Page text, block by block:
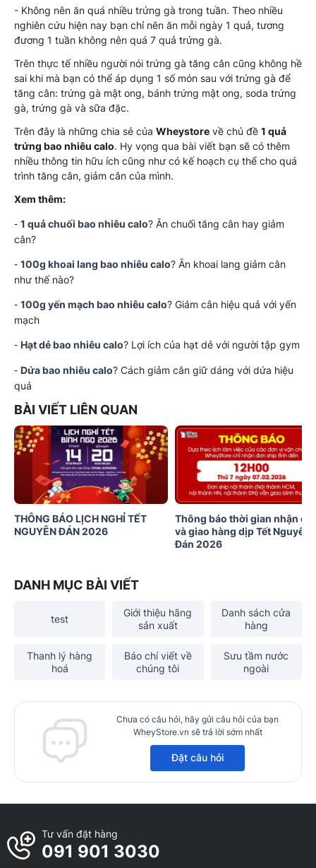
- Không nên ăn quá nhiều trứng gà trong tuần. Theo nhiều
nghiên cứu hiện nay bạn chỉ nên ăn mỗi ngày 1 quả, tương
đương 1 tuần không nên quá 7 quả trứng gà.
Trên thực tế nhiều người nói trứng gà tăng cân cũng không hề
sai khi mà bạn có thể áp dụng 1 số món sau với trứng gà để
tăng cân: trứng gà mật ong, bánh trứng mật ong, soda trứng
gà, trứng gà và sữa đặc.
Trên đây là những chia sẻ của Wheystore về chủ đề 1 quả
trứng bao nhiêu calo. Hy vọng qua bài viết bạn sẽ có thêm
nhiều thông tin hữu ích cũng như có kế hoạch cụ thể cho quá
trình tăng cân, giảm cân của mình.
Xem thêm:
- 1 quả chuối bao nhiêu calo? Ăn chuối tăng cân hay giảm
cân?
- 100g khoai lang bao nhiêu calo? Ăn khoai lang giảm cân
như thế nào?
- 100g yến mạch bao nhiêu calo? Giảm cân hiệu quả với yến
mạch
- Hạt dẻ bao nhiêu calo? Lợi ích của hạt dẻ với người tập gym
- Dứa bao nhiêu calo? Cách giảm cân giữ dáng với dứa hiệu
quả
BÀI VIẾT LIÊN QUAN
THÔNG BÁO LỊCH NGHỈ TẾT
NGUYÊN ĐÁN 2026
Thông báo thời gian nhận
và giao hàng dịp Tết Nguyên
Đán 2026
DANH MỤC BÀI VIẾT
test
Giới thiệu hãng
sản xuất
Danh sách cửa
hàng
Thanh lý hàng
hoá
Báo chí viết về
chúng tôi
Sưu tầm nước
ngoài
Chưa có câu hỏi, hãy gửi câu hỏi của bạn
WheyStore.vn sẽ trả lời sớm nhất
Đặt câu hỏi
Tư vấn đặt hàng
091 901 3030